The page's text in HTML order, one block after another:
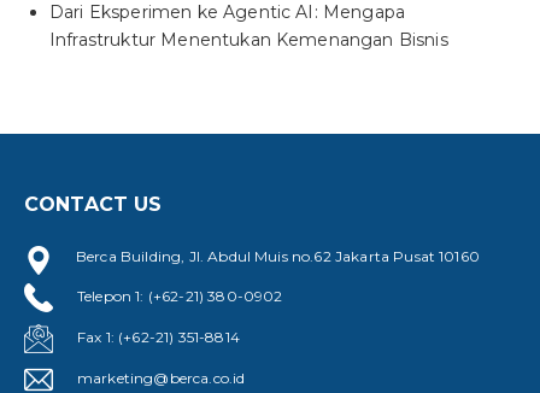
Dari Eksperimen ke Agentic AI: Mengapa
Infrastruktur Menentukan Kemenangan Bisnis
CONTACT US
Berca Building, Jl. Abdul Muis no.62 Jakarta Pusat 10160
Telepon 1: (+62-21) 380-0902
Fax 1: (+62-21) 351-8814
marketing@berca.co.id